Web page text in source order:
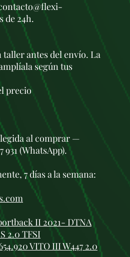
de 24h.
taller antes del envío. La
según tus
precio
al comprar —
(WhatsApp).
7 días a la semana:
II 2021- DTNA
2.0 TFSI
VITO III W447 2.0